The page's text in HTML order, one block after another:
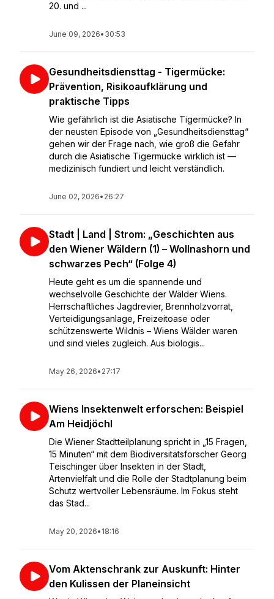
20. und ...
June 09, 2026• 30:53
Gesundheitsdiensttag - Tigermücke:
Prävention, Risikoaufklärung und
praktische Tipps
Wie gefährlich ist die Asiatische Tigermücke? In
der neusten Episode von „Gesundheitsdiensttag“
gehen wir der Frage nach, wie groß die Gefahr
durch die Asiatische Tigermücke wirklich ist —
medizinisch fundiert und leicht verständlich.
June 02, 2026• 26:27
Stadt | Land | Strom: „Geschichten aus
den Wiener Wäldern (1) – Wollnashorn und
schwarzes Pech“ (Folge 4)
Heute geht es um die spannende und
wechselvolle Geschichte der Wälder Wiens.
Herrschaftliches Jagdrevier, Brennholzvorrat,
Verteidigungsanlage, Freizeitoase oder
schützenswerte Wildnis – Wiens Wälder waren
und sind vieles zugleich. Aus biologis...
May 26, 2026• 27:17
Wiens Insektenwelt erforschen: Beispiel
Am Heidjöchl
Die Wiener Stadtteilplanung spricht in „15 Fragen,
15 Minuten“ mit dem Biodiversitätsforscher Georg
Teischinger über Insekten in der Stadt,
Artenvielfalt und die Rolle der Stadtplanung beim
Schutz wertvoller Lebensräume. Im Fokus steht
das Stad...
May 20, 2026• 18:16
Vom Aktenschrank zur Auskunft: Hinter
den Kulissen der Planeinsicht